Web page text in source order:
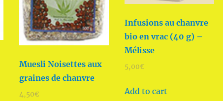
Muesli Noisettes aux
graines de chanvre
4,50€
Infusions au chanvre
bio en vrac (40 g) –
Mélisse
5,00€
Add to cart